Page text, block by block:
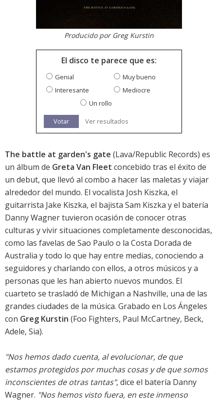
Producido por Greg Kurstin
El disco te parece que es:
Genial
Muy bueno
Interesante
Mediocre
Un rollo
Votar Ver resultados
The battle at garden's gate (Lava/Republic Records) es
un álbum de Greta Van Fleet concebido tras el éxito de
un debut, que llevó al combo a hacer las maletas y viajar
alrededor del mundo. El vocalista Josh Kiszka, el
guitarrista Jake Kiszka, el bajista Sam Kiszka y el batería
Danny Wagner tuvieron ocasión de conocer otras
culturas y vivir situaciones completamente desconocidas,
como las favelas de Sao Paulo o la Costa Dorada de
Australia y todo lo que hay entre medias, conociendo a
seguidores y charlando con ellos, a otros músicos y a
personas que les han abierto nuevos mundos. El
cuarteto se trasladó de Michigan a Nashville, una de las
grandes ciudades de la música. Grabado en Los Ángeles
con Greg Kurstin (Foo Fighters, Paul McCartney, Beck,
Adele, Sia).
"Nos hemos dado cuenta, al evolucionar, de que
estamos protegidos por muchas cosas y de que somos
inconscientes de otras tantas", dice el batería Danny
Wagner. "Nos hemos visto fuera, en este inmenso